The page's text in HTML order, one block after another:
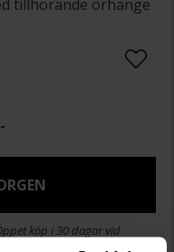
tillhörande örhänge
köp i 30 dagar vid